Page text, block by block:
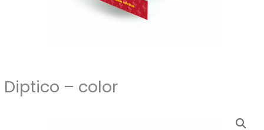
Diptico – color